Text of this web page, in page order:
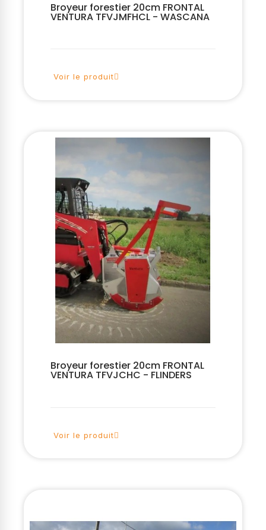
Broyeur forestier 20cm FRONTAL
VENTURA TFVJMFHCL - WASCANA
Voir le produit
Broyeur forestier 20cm FRONTAL
VENTURA TFVJCHC - FLINDERS
Voir le produit